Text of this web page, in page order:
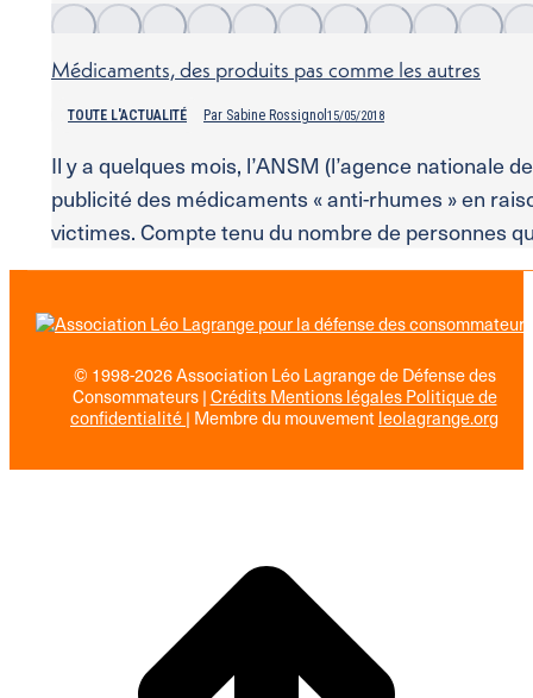
Médicaments, des produits pas comme les autres
TOUTE L'ACTUALITÉ Par Sabine Rossignol 15/05/2018
Il y a quelques mois, l’ANSM (l’agence
publicité des médicaments « anti-rhumes » en
victimes. Compte tenu du nombre de personnes
© 1998-2026 Association Léo Lagrange de Défense des
Consommateurs | Crédits Mentions légales Politique de
confidentialité | Membre du mouvement leolagrange.org